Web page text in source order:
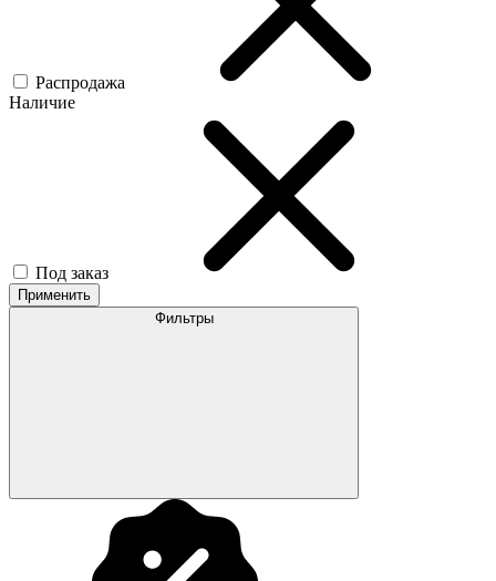
Распродажа
Наличие
Под заказ
Применить
Фильтры